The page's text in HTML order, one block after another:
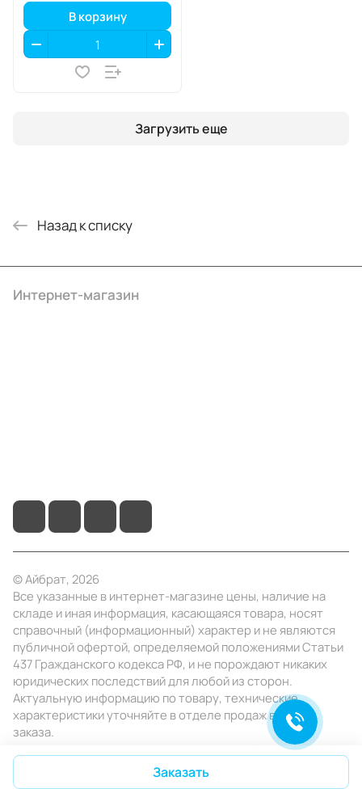
Заказать
В корзину
Загрузить еще
Назад к списку
Интернет-магазин
© Айбрат, 2026
Все указанные в интернет-магазине цены, наличие на
складе и иная информация, касающаяся товара, носят
справочный (информационный) характер и не являются
публичной офертой, определяемой положениями Статьи
437 Гражданского кодекса РФ, и не порождают никаких
юридических последствий для любой из сторон.
Актуальную информацию по товару, технические
характеристики уточняйте в отделе продаж в день
заказа.
Конфиденциальность